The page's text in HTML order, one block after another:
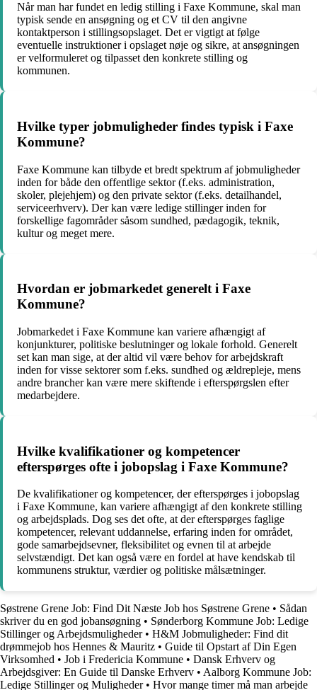
Når man har fundet en ledig stilling i Faxe Kommune, skal man
typisk sende en ansøgning og et CV til den angivne
kontaktperson i stillingsopslaget. Det er vigtigt at følge
eventuelle instruktioner i opslaget nøje og sikre, at ansøgningen
er velformuleret og tilpasset den konkrete stilling og
kommunen.
Hvilke typer jobmuligheder findes typisk i Faxe
Kommune?
Faxe Kommune kan tilbyde et bredt spektrum af jobmuligheder
inden for både den offentlige sektor (f.eks. administration,
skoler, plejehjem) og den private sektor (f.eks. detailhandel,
serviceerhverv). Der kan være ledige stillinger inden for
forskellige fagområder såsom sundhed, pædagogik, teknik,
kultur og meget mere.
Hvordan er jobmarkedet generelt i Faxe
Kommune?
Jobmarkedet i Faxe Kommune kan variere afhængigt af
konjunkturer, politiske beslutninger og lokale forhold. Generelt
set kan man sige, at der altid vil være behov for arbejdskraft
inden for visse sektorer som f.eks. sundhed og ældrepleje, mens
andre brancher kan være mere skiftende i efterspørgslen efter
medarbejdere.
Hvilke kvalifikationer og kompetencer
efterspørges ofte i jobopslag i Faxe Kommune?
De kvalifikationer og kompetencer, der efterspørges i jobopslag
i Faxe Kommune, kan variere afhængigt af den konkrete stilling
og arbejdsplads. Dog ses det ofte, at der efterspørges faglige
kompetencer, relevant uddannelse, erfaring inden for området,
gode samarbejdsevner, fleksibilitet og evnen til at arbejde
selvstændigt. Det kan også være en fordel at have kendskab til
kommunens struktur, værdier og politiske målsætninger.
Søstrene Grene Job: Find Dit Næste Job hos Søstrene Grene • Sådan
skriver du en god jobansøgning • Sønderborg Kommune Job: Ledige
Stillinger og Arbejdsmuligheder• H&M Jobmuligheder: Find dit
drømmejob hos Hennes & Mauritz • Guide til Opstart af Din Egen
Virksomhed • Job i Fredericia Kommune • Dansk Erhverv og
Arbejdsgiver: En Guide til Danske Erhverv • Aalborg Kommune Job:
Ledige Stillinger og Muligheder• Hvor mange timer må man arbejde